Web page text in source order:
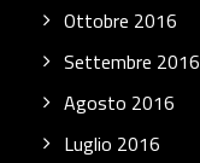
Ottobre 2016
Settembre 2016
Agosto 2016
Luglio 2016